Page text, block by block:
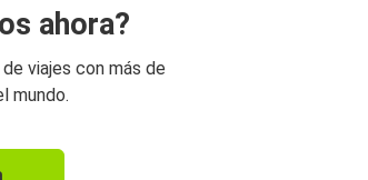
ahora?
viajes con más de
mundo.